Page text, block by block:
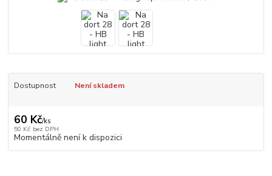
Dostupnost Není skladem
60 Kč/ks
50 Kč bez DPH
Momentálně není k dispozici